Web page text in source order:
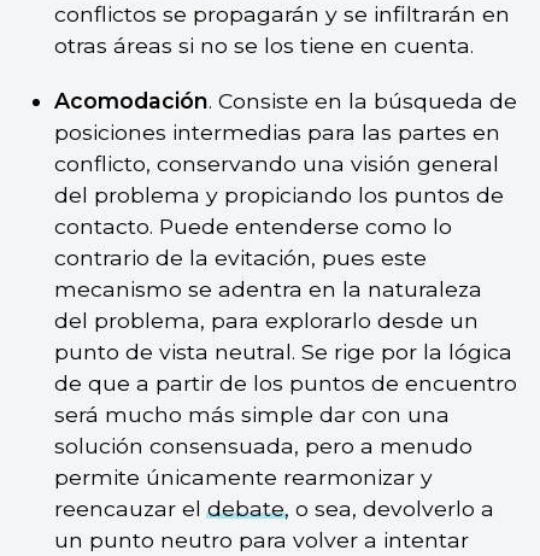
conflictos se propagarán y se infiltrarán en
otras áreas si no se los tiene en cuenta.
Acomodación. Consiste en la búsqueda de
posiciones intermedias para las partes en
conflicto, conservando una visión general
del problema y propiciando los puntos de
contacto. Puede entenderse como lo
contrario de la evitación, pues este
mecanismo se adentra en la naturaleza
del problema, para explorarlo desde un
punto de vista neutral. Se rige por la lógica
de que a partir de los puntos de encuentro
será mucho más simple dar con una
solución consensuada, pero a menudo
permite únicamente rearmonizar y
reencauzar eldebate, o sea, devolverlo a
un punto neutro para volver a intentar